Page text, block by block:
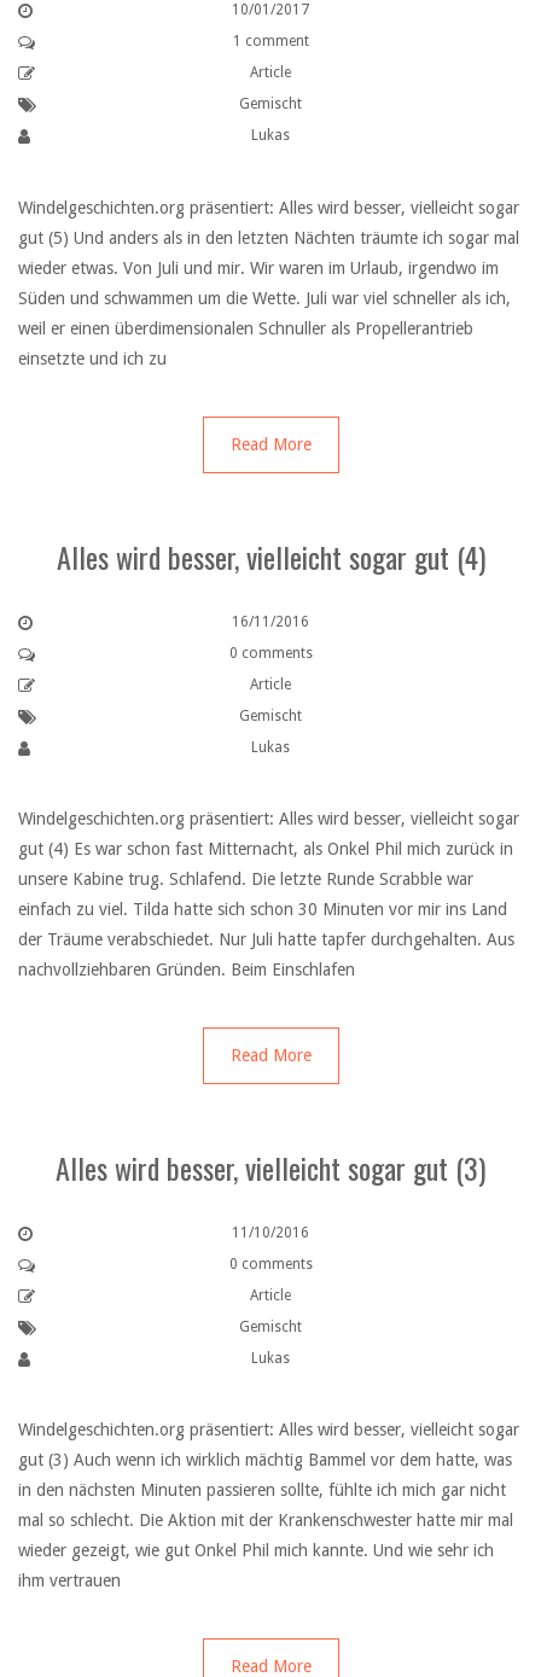
10/01/2017
1 comment
Article
Gemischt
Lukas
Windelgeschichten.org präsentiert: Alles wird besser, vielleicht sogar
gut (5) Und anders als in den letzten Nächten träumte ich sogar mal
wieder etwas. Von Juli und mir. Wir waren im Urlaub, irgendwo im
Süden und schwammen um die Wette. Juli war viel schneller als ich,
weil er einen überdimensionalen Schnuller als Propellerantrieb
einsetzte und ich zu
Read More
Alles wird besser, vielleicht sogar gut (4)
16/11/2016
0 comments
Article
Gemischt
Lukas
Windelgeschichten.org präsentiert: Alles wird besser, vielleicht sogar
gut (4) Es war schon fast Mitternacht, als Onkel Phil mich zurück in
unsere Kabine trug. Schlafend. Die letzte Runde Scrabble war
einfach zu viel. Tilda hatte sich schon 30 Minuten vor mir ins Land
der Träume verabschiedet. Nur Juli hatte tapfer durchgehalten. Aus
nachvollziehbaren Gründen. Beim Einschlafen
Read More
Alles wird besser, vielleicht sogar gut (3)
11/10/2016
0 comments
Article
Gemischt
Lukas
Windelgeschichten.org präsentiert: Alles wird besser, vielleicht sogar
gut (3) Auch wenn ich wirklich mächtig Bammel vor dem hatte, was
in den nächsten Minuten passieren sollte, fühlte ich mich gar nicht
mal so schlecht. Die Aktion mit der Krankenschwester hatte mir mal
wieder gezeigt, wie gut Onkel Phil mich kannte. Und wie sehr ich
ihm vertrauen
Read More